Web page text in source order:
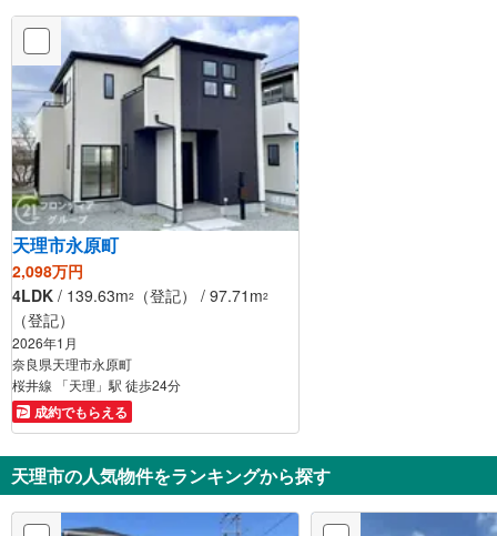
天理市永原町
2,098万円
4LDK / 139.63m2 （登記） / 97.71m2
（登記）
2026年1月
奈良県天理市永原町
桜井線 「天理」駅 徒歩24分
成約でもらえる
天理市の人気物件をランキングから探す